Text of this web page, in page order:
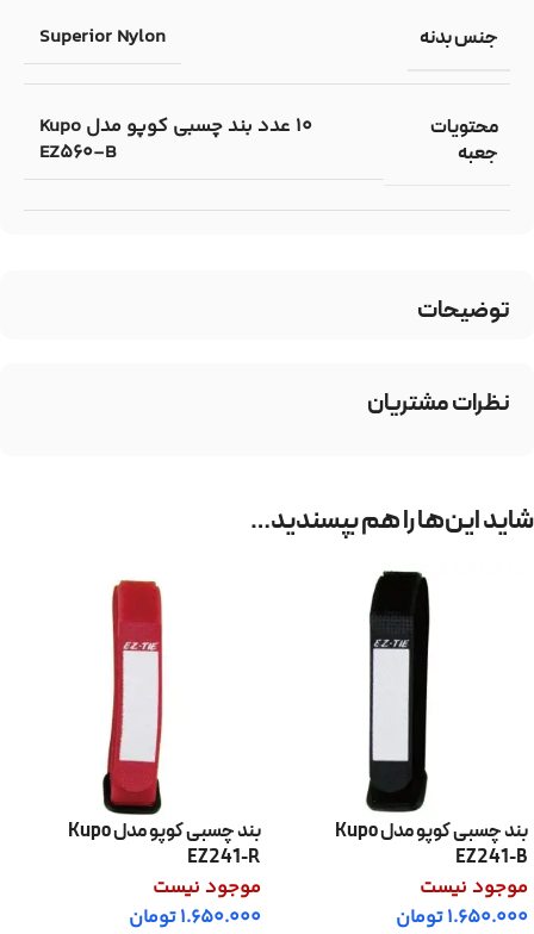
توضیحات
جنس بدنه Superior Nylon
محتویات
جعبه
10 عدد بند چسبی کوپو مدل Kupo
EZ560-B
نظرات مشتریان
شاید این‌ها را هم بپسندید…
بند چسبی کوپو مدل Kupo
EZ241-B
موجود نیست
1.650.000تومان
بند چسبی کوپو مدل Kupo
EZ241-R
موجود نیست
1.650.000تومان